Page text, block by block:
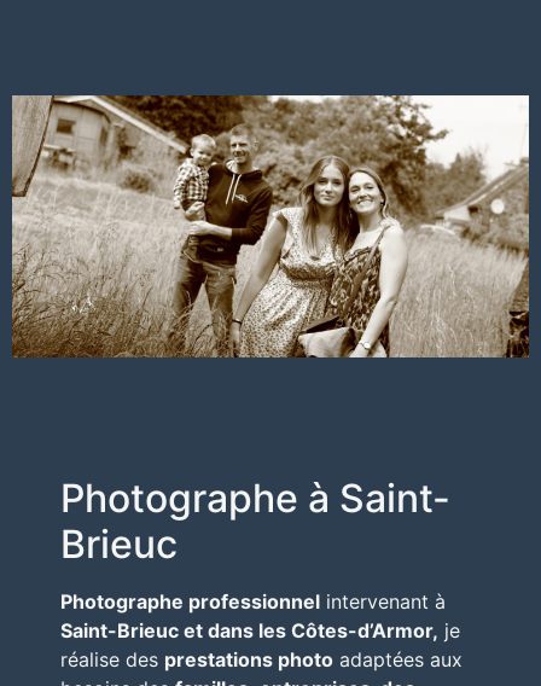
Photographe à Saint-
Brieuc
Photographe professionnel intervenant à
Saint-Brieuc et dans les Côtes-d’Armor, je
réalise des prestations photo adaptées aux